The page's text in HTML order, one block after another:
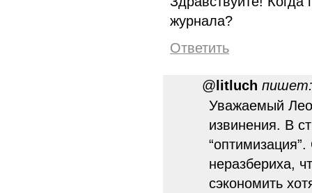
журнала?
Ответить
@ litluch пишет:
Уважаемый
извинения. В
неразбериха,
сэкономить